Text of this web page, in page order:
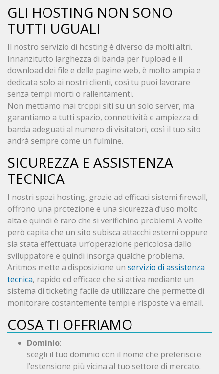
GLI HOSTING NON SONO
TUTTI UGUALI
Il nostro servizio di hosting è diverso da molti altri.
Innanzitutto larghezza di banda per l’upload e il
download dei file e delle pagine web, è molto ampia e
dedicata solo ai nostri clienti, così tu puoi lavorare
senza tempi morti o rallentamenti.
Non mettiamo mai troppi siti su un solo server, ma
garantiamo a tutti spazio, connettività e ampiezza di
banda adeguati al numero di visitatori, così il tuo sito
andrà sempre come un fulmine.
SICUREZZA E ASSISTENZA
TECNICA
I nostri spazi hosting, grazie ad efficaci sistemi firewall,
offrono una protezione e una sicurezza d’uso molto
alta e quindi è raro che si verifichino problemi. A volte
però capita che un sito subisca attacchi esterni oppure
sia stata effettuata un’operazione pericolosa dallo
sviluppatore e quindi insorga qualche problema.
Aritmos mette a disposizione un servizio di assistenza
tecnica, rapido ed efficace che si attiva mediante un
sistema di ticketing facile da utilizzare che permette di
monitorare costantemente tempi e risposte via email.
COSA TI OFFRIAMO
Dominio:
scegli il tuo dominio con il nome che preferisci e
l’estensione più vicina al tuo settore di mercato.